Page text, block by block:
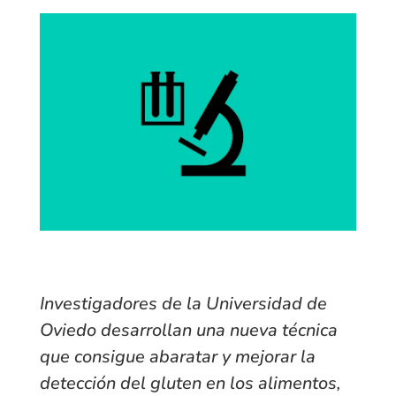
Investigadores de la Universidad de
Oviedo desarrollan una nueva técnica
que consigue abaratar y mejorar la
detección del gluten en los alimentos,